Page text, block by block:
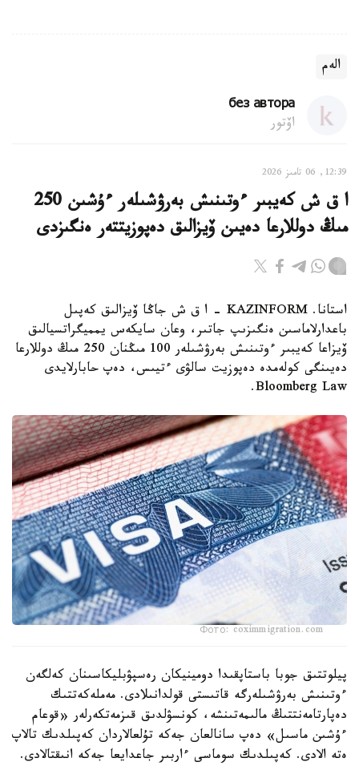
الەم
без автора
اۆتور
12:39, 06 تامىز 2026
ا ق ش كەيبىر ءوتىنىش بەرۋشىلەر ءۇشىن 250
مىڭ دوللارعا دەيىن ۆيزالىق دەپوزيتتەر ەنگىزدى
استانا. KAZINFORM – ا ق ش جاڭا ۆيزالىق كەپىل
باعدارلاماسىن ەنگىزىپ جاتىر، وعان سايكەس يمميگراتسيالىق
ۆيزاعا كەيبىر ءوتىنىش بەرۋشىلەر 100 مىڭنان 250 مىڭ دوللارعا
دەيىنگى كولەمدە دەپوزيت سالۋى ءتيىس، دەپ حابارلايدى
Bloomberg Law.
Фото: coximmigration.com
پيلوتتىق جوبا باستاپقىدا دومينيكان رەسپۋبليكاسىنان كەلگەن
ءوتىنىش بەرۋشىلەرگە قاتىستى قولدانىلادى. مەملەكەتتىك
دەپارتامەنتتىڭ مالىمەتىنشە، كونسۋلدىق قىزمەتكەرلەر «قوعام
ءۇشىن ماسىل» دەپ سانالعان جەكە تۇلعالاردان كەپىلدىك تالاپ
ەتە الادى. كەپىلدىك سوماسى ءاربىر جاعدايعا جەكە انىقتالادى.